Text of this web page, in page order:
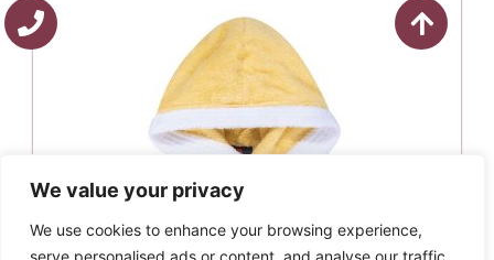
We value your privacy
We use cookies to enhance your browsing experience,
serve personalised ads or content, and analyse our traffic.
παραλλαγές.
επιλογές
μπορούν
να
επιλεγούν
στη
προϊόντος